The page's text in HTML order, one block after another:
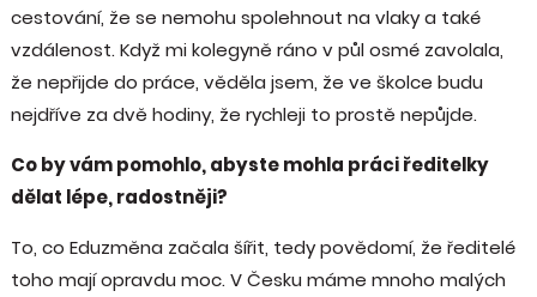
cestování, že se nemohu spolehnout na vlaky a také
vzdálenost. Když mi kolegyně ráno v půl osmé zavolala,
že nepřijde do práce, věděla jsem, že ve školce budu
nejdříve za dvě hodiny, že rychleji to prostě nepůjde.
Co by vám pomohlo, abyste mohla práci ředitelky
dělat lépe, radostněji?
To, co Eduzměna začala šířit, tedy povědomí, že ředitelé
toho mají opravdu moc. V Česku máme mnoho malých